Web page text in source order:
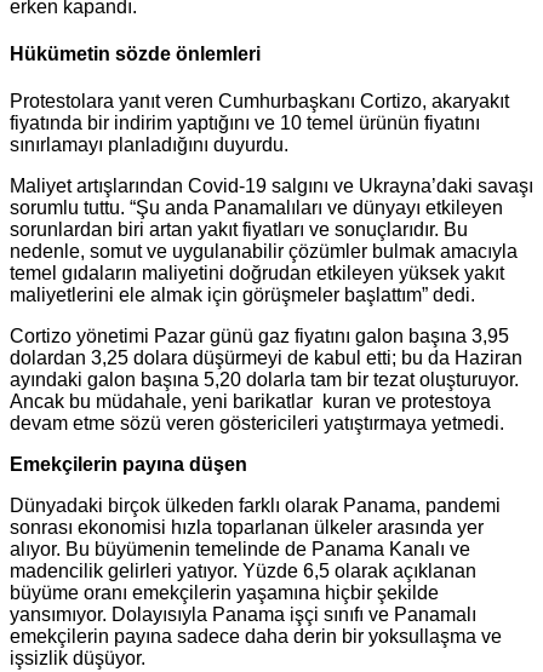
erken kapandı.
Hükümetin sözde önlemleri
Protestolara yanıt veren Cumhurbaşkanı Cortizo, akaryakıt
fiyatında bir indirim yaptığını ve 10 temel ürünün fiyatını
sınırlamayı planladığını duyurdu.
Maliyet artışlarından Covid-19 salgını ve Ukrayna’daki savaşı
sorumlu tuttu. “Şu anda Panamalıları ve dünyayı etkileyen
sorunlardan biri artan yakıt fiyatları ve sonuçlarıdır. Bu
nedenle, somut ve uygulanabilir çözümler bulmak amacıyla
temel gıdaların maliyetini doğrudan etkileyen yüksek yakıt
maliyetlerini ele almak için görüşmeler başlattım” dedi.
Cortizo yönetimi Pazar günü gaz fiyatını galon başına 3,95
dolardan 3,25 dolara düşürmeyi de kabul etti; bu da Haziran
ayındaki galon başına 5,20 dolarla tam bir tezat oluşturuyor.
Ancak bu müdahale, yeni barikatlar kuran ve protestoya
devam etme sözü veren göstericileri yatıştırmaya yetmedi.
Emekçilerin payına düşen
Dünyadaki birçok ülkeden farklı olarak Panama, pandemi
sonrası ekonomisi hızla toparlanan ülkeler arasında yer
alıyor. Bu büyümenin temelinde de Panama Kanalı ve
madencilik gelirleri yatıyor. Yüzde 6,5 olarak açıklanan
büyüme oranı emekçilerin yaşamına hiçbir şekilde
yansımıyor. Dolayısıyla Panama işçi sınıfı ve Panamalı
emekçilerin payına sadece daha derin bir yoksullaşma ve
işsizlik düşüyor.